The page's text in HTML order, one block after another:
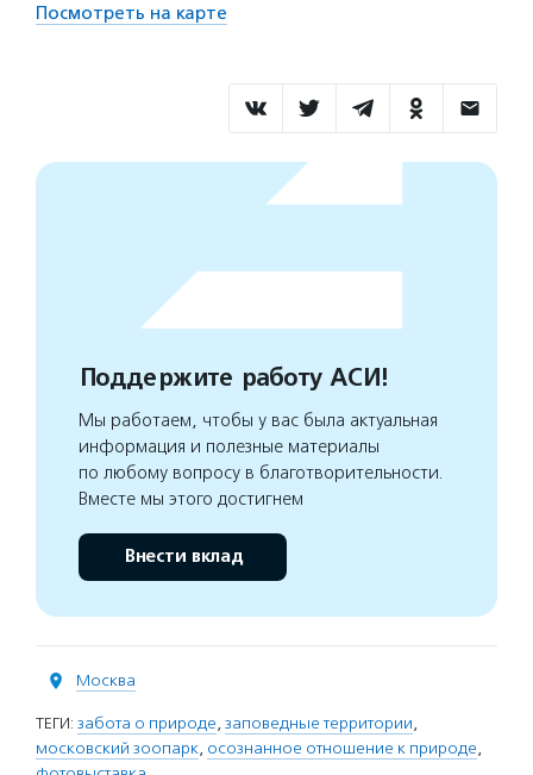
Посмотреть на карте
Поддержите работу АСИ!
Мы работаем, чтобы у вас была актуальная
информация и полезные материалы
по любому вопросу в благотворительности.
Вместе мы этого достигнем
Внести вклад
Москва
ТЕГИ: забота о природе, заповедные территории,
московский зоопарк, осознанное отношение к природе,